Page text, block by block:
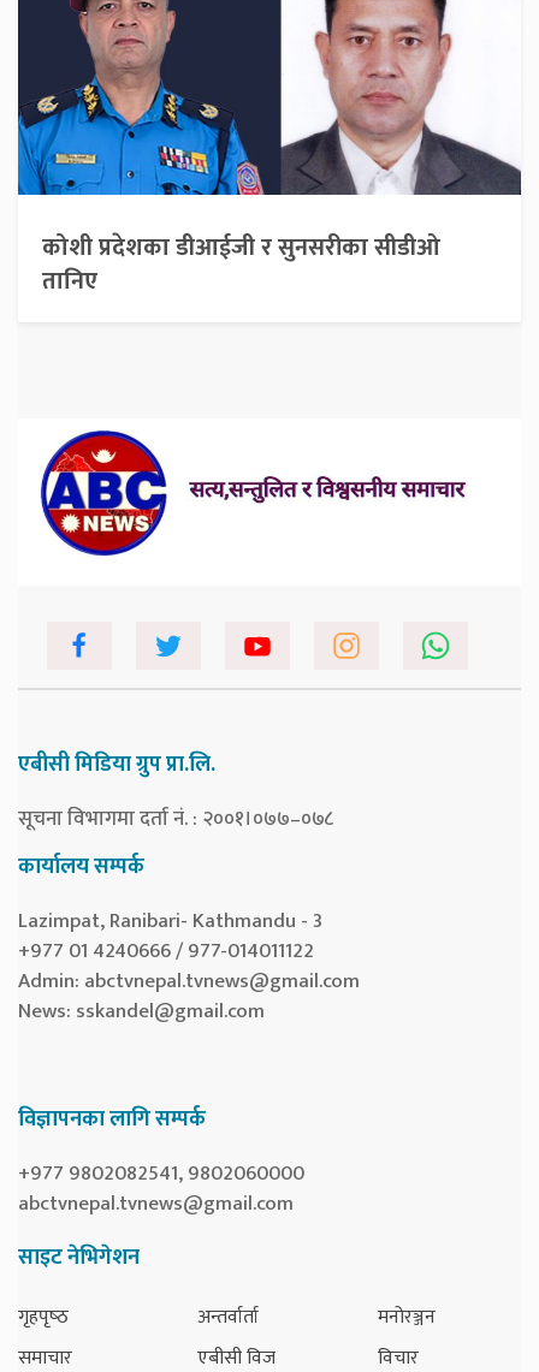
कोशी प्रदेशका डीआईजी र सुनसरीका सीडीओ
तानिए
एबीसी मिडिया ग्रुप प्रा.लि.
सूचना विभागमा दर्ता नं. : २००१।०७७–०७८
कार्यालय सम्पर्क
Lazimpat, Ranibari- Kathmandu - 3
+977 01 4240666 / 977-014011122
Admin: abctvnepal.tvnews@gmail.com
News: sskandel@gmail.com
विज्ञापनका लागि सम्पर्क
+977 9802082541, 9802060000
abctvnepal.tvnews@gmail.com
साइट नेभिगेशन
गृहपृष्‍ठ
समाचार
अन्तर्वार्ता
एबीसी विज
मनोरञ्जन
विचार